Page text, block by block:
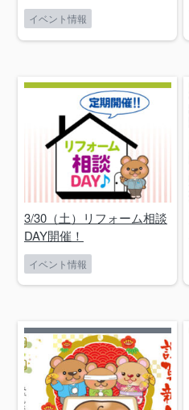
イベント情報
3/30（土）リフォーム相談
DAY開催！
イベント情報